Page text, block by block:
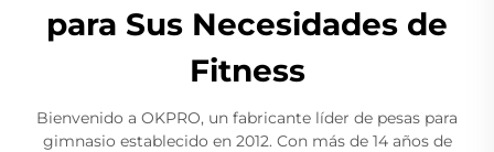
para Sus Necesidades de
Fitness
Bienvenido a OKPRO, un fabricante líder de pesas para
gimnasio establecido en 2012. Con más de 14 años de